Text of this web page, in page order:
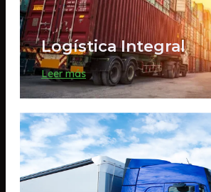
Logística Integral
Leer más